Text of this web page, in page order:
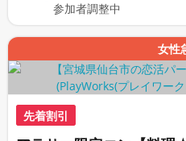
参加者調整中
女性
先着割引